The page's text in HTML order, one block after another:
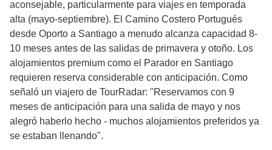
aconsejable, particularmente para viajes en temporada
alta (mayo-septiembre). El Camino Costero Portugués
desde Oporto a Santiago a menudo alcanza capacidad 8-
10 meses antes de las salidas de primavera y otoño. Los
alojamientos premium como el Parador en Santiago
requieren reserva considerable con anticipación. Como
señaló un viajero de TourRadar: "Reservamos con 9
meses de anticipación para una salida de mayo y nos
alegró haberlo hecho - muchos alojamientos preferidos ya
se estaban llenando".